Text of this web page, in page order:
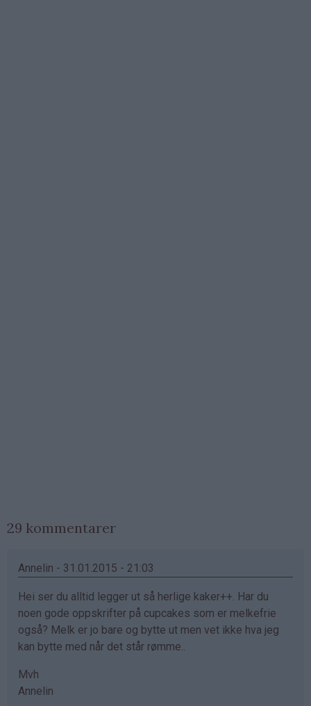
29 kommentarer
Annelin - 31.01.2015 - 21:03
Hei ser du alltid legger ut så herlige kaker++. Har du
noen gode oppskrifter på cupcakes som er melkefrie
også? Melk er jo bare og bytte ut men vet ikke hva jeg
kan bytte med når det står rømme..
Mvh
Annelin